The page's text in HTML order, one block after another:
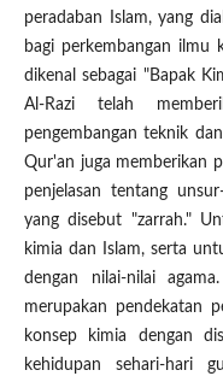
peradaban Islam, yang
bagi perkembangan ilmu
dikenal sebagai "Bapak
Al-Razi telah
pengembangan teknik
Qur'an juga memberikan
penjelasan tentang
yang disebut "zarrah."
kimia dan Islam, serta
dengan nilai-nilai
merupakan pendekatan
konsep kimia dengan
kehidupan sehari-hari